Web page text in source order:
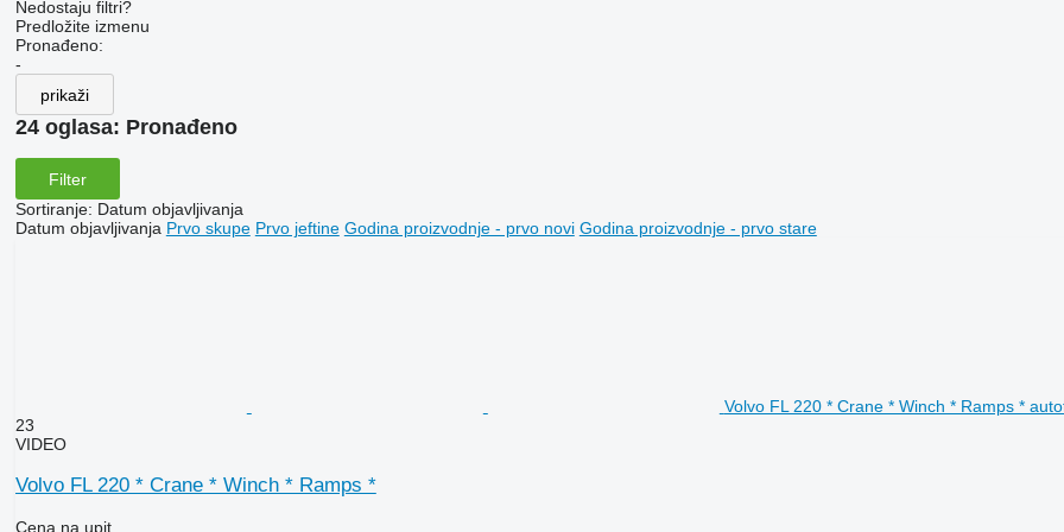
Nedostaju filtri?
Predložite izmenu
Pronađeno:
-
prikaži
24 oglasa: Pronađeno
Filter
Sortiranje: Datum objavljivanja
Datum objavljivanja Prvo skupe Prvo jeftine Godina proizvodnje - prvo novi Godina proizvodnje - prvo stare
Volvo FL 220 * Crane * Winch * Ramps *
23
VIDEO
Volvo FL 220 * Crane * Winch * Ramps *
Cena na upit